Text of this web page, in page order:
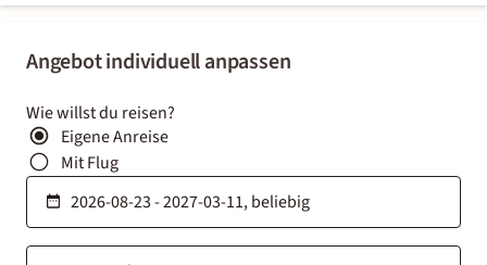
Angebot individuell anpassen
Wie willst du reisen?
Eigene Anreise
Mit Flug